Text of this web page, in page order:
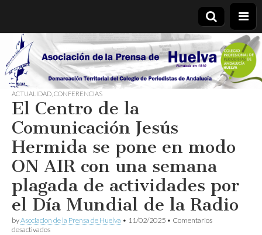
Asociación
de la
Prensa de
Huelva
ACTUALIDAD CONFERENCIAS
El Centro de la
Comunicación Jesús
Hermida se pone en modo
ON AIR con una semana
plagada de actividades por
el Día Mundial de la Radio
byAsociacion de la Prensa de Huelva • 11/02/2025 • Comentarios
desactivadosen